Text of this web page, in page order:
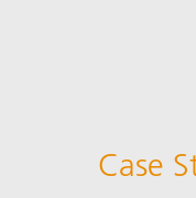
Case